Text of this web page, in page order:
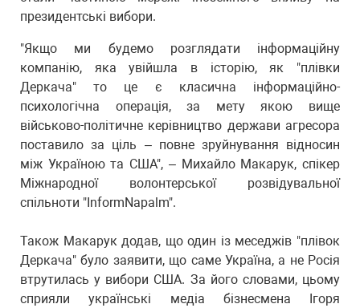
президентські вибори.
"Якщо ми будемо розглядати інформаційну
компанію, яка увійшла в історію, як "плівки
Деркача" то це є класична інформаційно-
психологічна операція, за мету якою вище
військово-політичне керівництво держави агресора
поставило за ціль – повне зруйнування відносин
між Україною та США", – Михайло Макарук, спікер
Міжнародної волонтерської розвідувальної
спільноти "InformNapalm".
Також Макарук додав, що один із меседжів "плівок
Деркача" було заявити, що саме Україна, а не Росія
втрутилась у вибори США. За його словами, цьому
сприяли українські медіа бізнесмена Ігоря